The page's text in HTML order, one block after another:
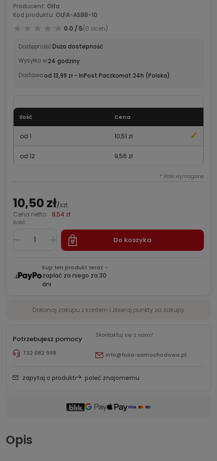
Producent: Olfa
Kod produktu: OLFA-ASBB-10
0.0 / 5(0 ocen)
Dostępność:Duża dostepność
Wysyłka w:24 godziny
Dostawa:od 13,99 zł - InPost Paczkomat 24h (Polska)
Ilość Cena
od 1 10,51 zł
od 12 9,56 zł
* Pole wymagane
10,50 zł/szt.
Cena netto:
8,54 zł
ilość
Do koszyka
Kup ten produkt teraz -
zapłać za niego za 30
dni
Dokonaj zakupu z kontem i zbieraj punkty za zakupy
Potrzebujesz pomocy Skontaktuj się z nami!
732 082 998 info@folia-samochodowa.pl
zapytaj o produkt poleć znajomemu
Opis